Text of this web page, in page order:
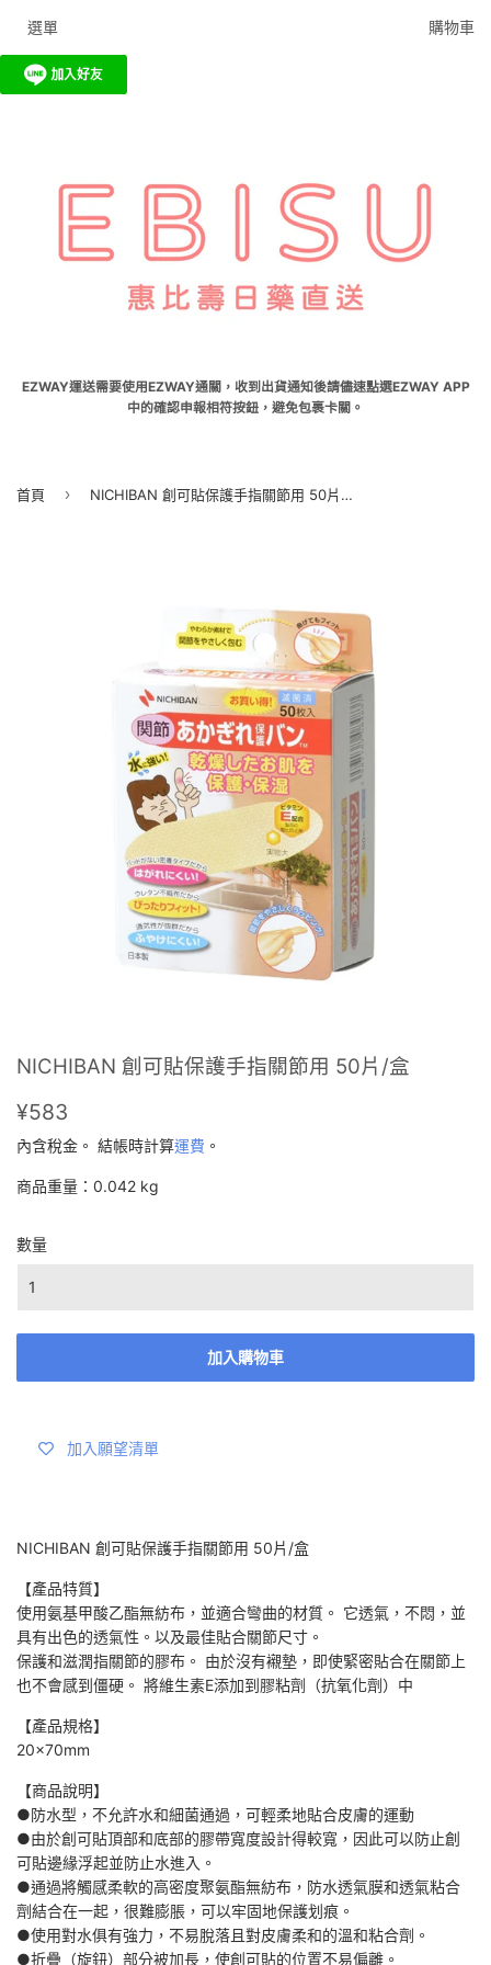
EZWAY運送需要使用EZWAY通關，收到出貨通知後請儘速點選EZWAY APP
中的確認申報相符按鈕，避免包裹卡關。
選單 購物車
首頁 › NICHIBAN 創可貼保護手指關節用 50片/盒
NICHIBAN 創可貼保護手指關節用 50片/盒
¥583
內含稅金。 結帳時計算運費 。
商品重量：0.042 kg
數量
加入購物車
加入願望清單
NICHIBAN 創可貼保護手指關節用 50片/盒
【產品特質】
使用氨基甲酸乙酯無紡布，並適合彎曲的材質。 它透氣，不悶，並
具有出色的透氣性。以及最佳貼合關節尺寸。
保護和滋潤指關節的膠布。 由於沒有襯墊，即使緊密貼合在關節上
也不會感到僵硬。 將維生素E添加到膠粘劑（抗氧化劑）中
【產品規格】
20×70mm
【商品說明】
●防水型，不允許水和細菌通過，可輕柔地貼合皮膚的運動
●由於創可貼頂部和底部的膠帶寬度設計得較寬，因此可以防止創
可貼邊緣浮起並防止水進入。
●通過將觸感柔軟的高密度聚氨酯無紡布，防水透氣膜和透氣粘合
劑結合在一起，很難膨脹，可以牢固地保護划痕。
●使用對水俱有強力，不易脫落且對皮膚柔和的溫和粘合劑。
●折疊（旋鈕）部分被加長，使創可貼的位置不易偏離。